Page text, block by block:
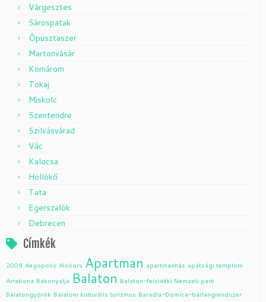
Várgesztes
Sárospatak
Ópusztaszer
Martonvásár
Komárom
Tokaj
Miskolc
Szentendre
Szilvásvárad
Vác
Kalocsa
Hollókő
Tata
Egerszalók
Debrecen
Címkék
2009 Aegopolis Alsóörs Apartman apartmanház apátsági templom
Arrabona Bakonyalja Balaton Balaton-felvidéki Nemzeti park
Balatongyörök Balatoni kulturális turizmus Baradla-Domica-barlangrendszer